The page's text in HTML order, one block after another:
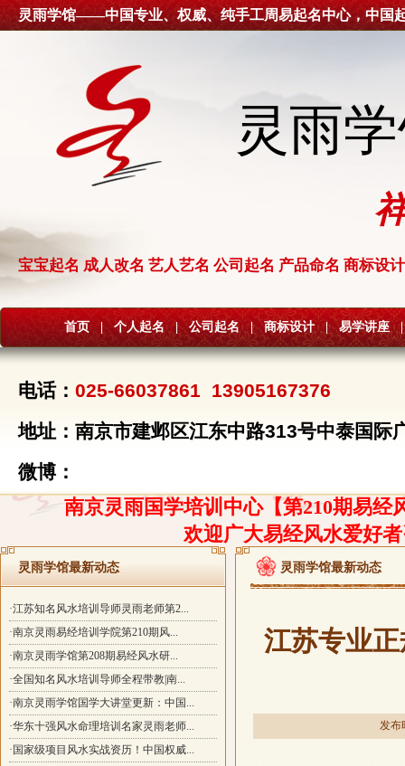
灵雨学馆——中国专业、权威、纯手工周易起名中心，中国
灵雨
宝宝起名 成人改名 艺人艺名 公司起名 产品命名 商标设计
首页 | 个人起名 | 公司起名 | 商标设计 | 易学讲座 |
电话： 025-66037861 13905167376
地址：南京市建邺区江东中路313号中泰国际
微博：
南京灵雨国学培训中心【第210期易经
欢迎广大易经风水爱好
灵雨学馆最新动态
·江苏知名风水培训导师灵雨老师第2...
·南京灵雨易经培训学院第210期风...
·南京灵雨学馆第208期易经风水研...
·全国知名风水培训导师全程带教|南...
·南京灵雨学馆国学大讲堂更新：中国...
·华东十强风水命理培训名家灵雨老师...
·国家级项目风水实战资历！中国权威...
灵雨学馆最新动态
江苏专业
发布